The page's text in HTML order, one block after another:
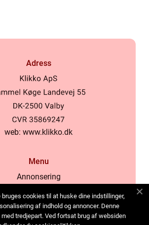
Adress
web: www.klikko.dk
Menu
Annonsering
Cookies
Kontakta oss
bruges cookies til at huske dine indstillinger,
af indhold og annoncer. Denne
tredjepart. Ved fortsat brug af websiden